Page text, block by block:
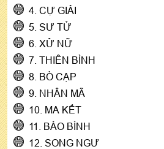
4. CỰ GIẢI
5. SƯ TỬ
6. XỬ NỮ
7. THIÊN BÌNH
8. BÒ CẠP
9. NHÂN MÃ
10. MA KẾT
11. BẢO BÌNH
12. SONG NGƯ